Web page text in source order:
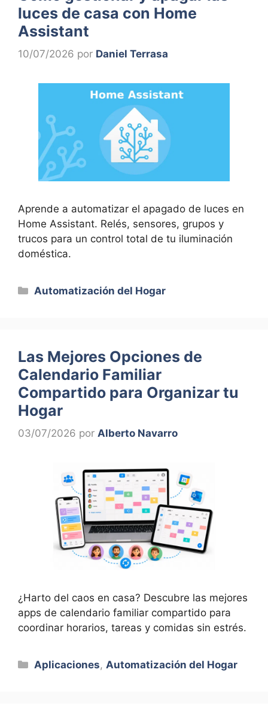
luces de casa con Home
Assistant
10/07/2026 por Daniel Terrasa
Aprende a automatizar el apagado de luces en
Home Assistant. Relés, sensores, grupos y
trucos para un control total de tu iluminación
doméstica.
Categorías
Automatización del Hogar
Las Mejores Opciones de
Calendario Familiar
Compartido para Organizar tu
Hogar
03/07/2026 por Alberto Navarro
¿Harto del caos en casa? Descubre las mejores
apps de calendario familiar compartido para
coordinar horarios, tareas y comidas sin estrés.
Categorías
Aplicaciones,Automatización del Hogar